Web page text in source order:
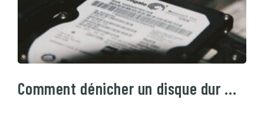
Comment dénicher un disque dur …